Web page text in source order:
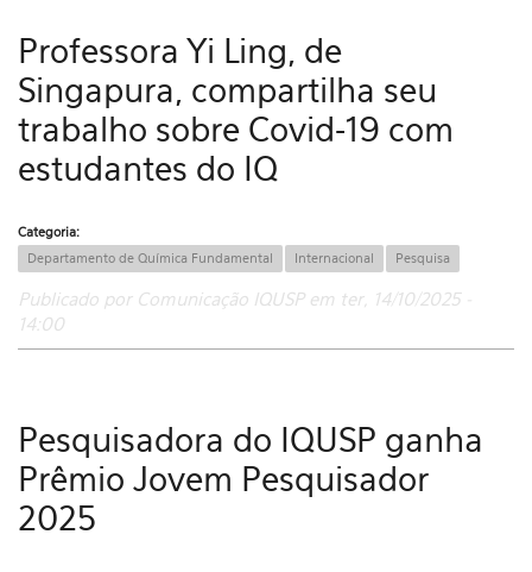
Professora Yi Ling, de
Singapura, compartilha seu
trabalho sobre Covid-19 com
estudantes do IQ
Categoria:
Departamento de Química Fundamental
Internacional Pesquisa
Publicado por Comunicação IQUSP em ter, 14/10/2025 -
14:00
Pesquisadora do IQUSP ganha
Prêmio Jovem Pesquisador
2025